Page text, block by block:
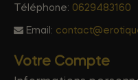
Téléphone: 0629483160
Email:
Votre Compte